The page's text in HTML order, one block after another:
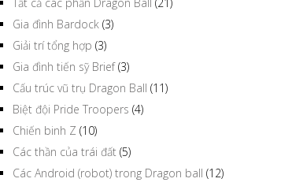
Gia đình Bardock (3)
Giải trí tổng hợp (3)
Gia đình tiến sỹ Brief(3)
Cấu trúc vũ trụ Dragon Ball (11)
Biệt đội Pride Troopers (4)
Chiến binh Z (10)
Các thần của trái đất (5)
Các Android (robot) trong Dragon ball (12)